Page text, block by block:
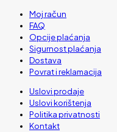
Moj račun
FAQ
Opcije plaćanja
Sigurnost plaćanja
Dostava
Povrat i reklamacija
Uslovi prodaje
Uslovi korištenja
Politika privatnosti
Kontakt